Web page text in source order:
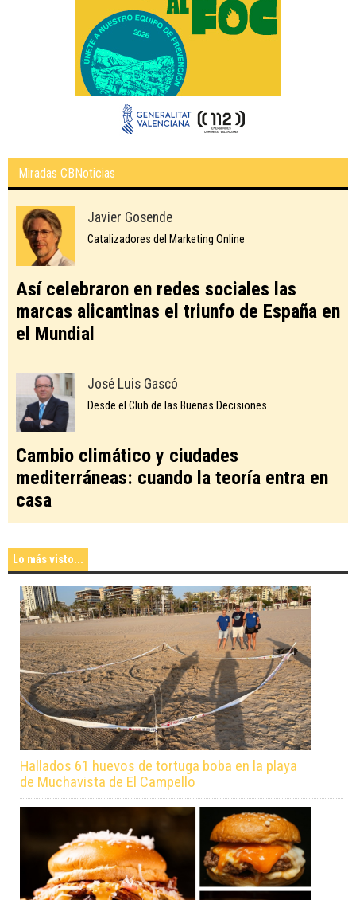
Miradas CBNoticias
Javier Gosende
Catalizadores del Marketing Online
Así celebraron en redes sociales las
marcas alicantinas el triunfo de España en
el Mundial
José Luis Gascó
Desde el Club de las Buenas Decisiones
Cambio climático y ciudades
mediterráneas: cuando la teoría entra en
casa
Lo más visto...
Hallados 61 huevos de tortuga boba en la playa
de Muchavista de El Campello